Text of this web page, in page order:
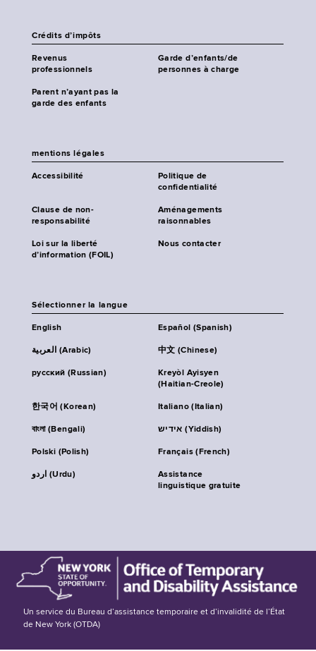
Crédits d’impôts
Revenus
professionnels
Garde d’enfants/de
personnes à charge
Parent n’ayant pas la
garde des enfants
mentions légales
Accessibilité
Politique de
confidentialité
Clause de non-
responsabilité
Aménagements
raisonnables
Loi sur la liberté
d’information (FOIL)
Nous contacter
Sélectionner la langue
English Español (Spanish)
العربية (Arabic) 中文 (Chinese)
русский (Russian)
Kreyòl Ayisyen
(Haitian-Creole)
한국어 (Korean) Italiano (Italian)
বাংলা (Bengali) אידיש (Yiddish)
Polski (Polish) Français (French)
اردو (Urdu)
Assistance
linguistique gratuite
Un service du Bureau d’assistance temporaire et d’invalidité de l’État
de New York (OTDA)